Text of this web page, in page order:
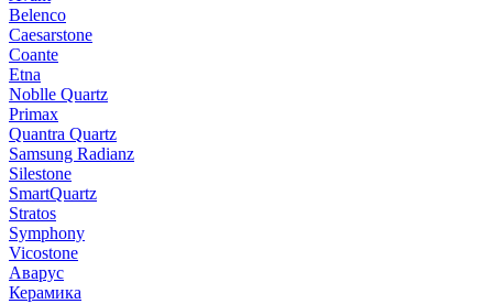
Belenco
Caesarstone
Coante
Etna
Noblle Quartz
Primax
Quantra Quartz
Samsung Radianz
Silestone
SmartQuartz
Stratos
Symphony
Vicostone
Аварус
Керамика